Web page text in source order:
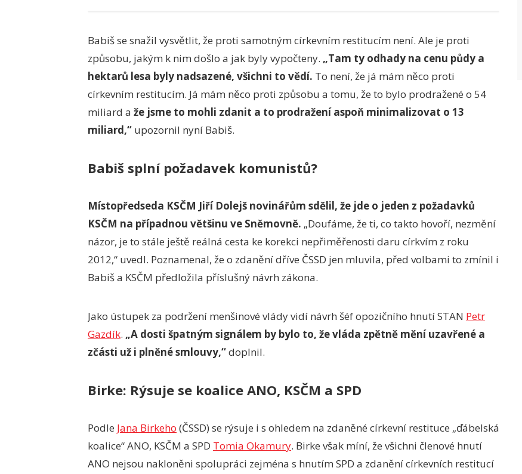
Babiš se snažil vysvětlit, že proti samotným církevním restitucím není. Ale je proti
způsobu, jakým k nim došlo a jak byly vypočteny. „Tam ty odhady na cenu půdy a
hektarů lesa byly nadsazené, všichni to vědí. To není, že já mám něco proti
církevním restitucím. Já mám něco proti způsobu a tomu, že to bylo prodražené o 54
miliard a že jsme to mohli zdanit a to prodražení aspoň minimalizovat o 13
miliard,“ upozornil nyní Babiš.
Babiš splní požadavek komunistů?
Místopředseda KSČM Jiří Dolejš novinářům sdělil, že jde o jeden z požadavků
KSČM na případnou většinu ve Sněmovně. „Doufáme, že ti, co takto hovoří, nezmění
názor, je to stále ještě reálná cesta ke korekci nepřiměřenosti daru církvím z roku
2012,“ uvedl. Poznamenal, že o zdanění dříve ČSSD jen mluvila, před volbami to zmínil i
Babiš a KSČM předložila příslušný návrh zákona.
Jako ústupek za podržení menšinové vlády vidí návrh šéf opozičního hnutí STAN Petr
Gazdík. „A dosti špatným signálem by bylo to, že vláda zpětně mění uzavřené a
zčásti už i plněné smlouvy,“doplnil.
Birke: Rýsuje se koalice ANO, KSČM a SPD
Podle Jana Birkeho (ČSSD) se rýsuje i s ohledem na zdaněné církevní restituce „ďábelská
koalice“ ANO, KSČM a SPD Tomia Okamury. Birke však míní, že všichni členové hnutí
ANO nejsou nakloněni spolupráci zejména s hnutím SPD a zdanění církevních restitucí